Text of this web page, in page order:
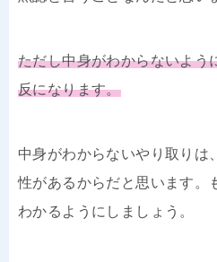
ただし中身がわからないよう
反になります。
中身がわからないやり取りは
性があるからだと思います。
わかるようにしましょう。